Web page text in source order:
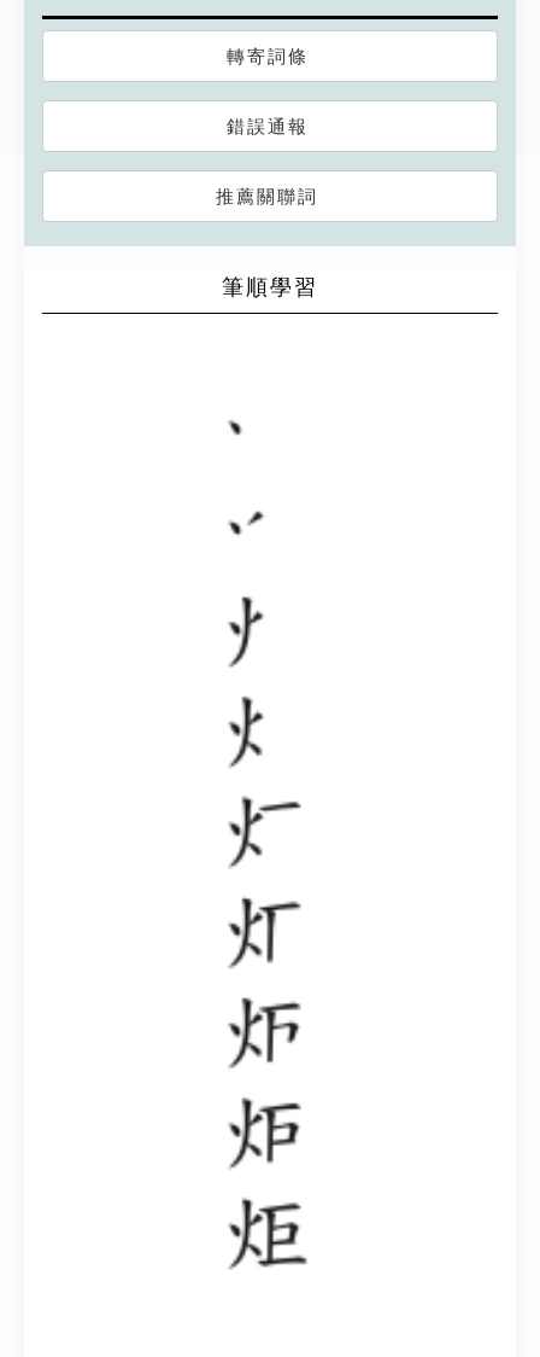
轉寄詞條
錯誤通報
推薦關聯詞
筆順學習